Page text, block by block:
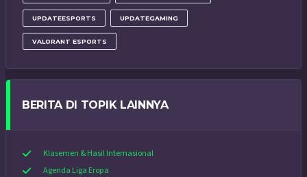
UPDATEESPORTS UPDATEGAMING
VALORANT ESPORTS
BERITA DI TOPIK LAINNYA
Klasemen & Hasil Internasional
Agenda Liga Eropa